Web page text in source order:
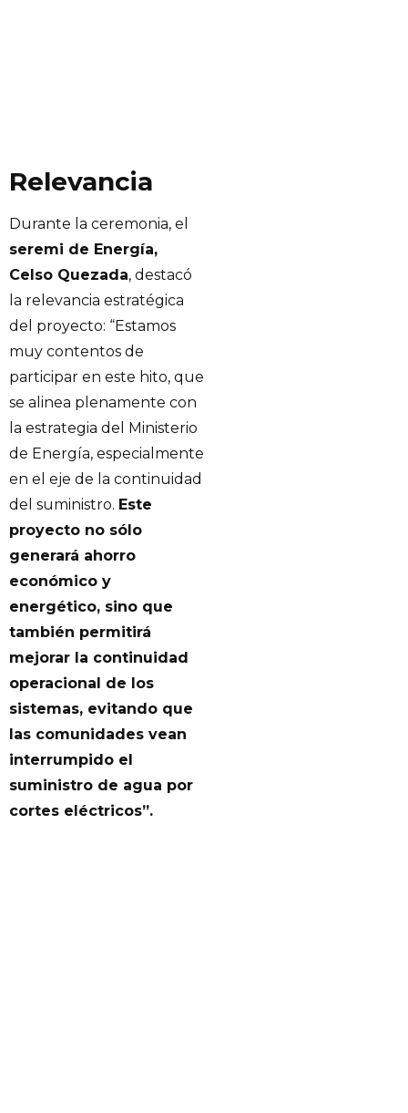
Relevancia
Durante la ceremonia, el
seremi de Energía,
Celso Quezada, destacó
la relevancia estratégica
del proyecto: “Estamos
muy contentos de
participar en este hito, que
se alinea plenamente con
la estrategia del Ministerio
de Energía, especialmente
en el eje de la continuidad
del suministro. Este
proyecto no sólo
generará ahorro
económico y
energético, sino que
también permitirá
mejorar la continuidad
operacional de los
sistemas, evitando que
las comunidades vean
interrumpido el
suministro de agua por
cortes eléctricos”.